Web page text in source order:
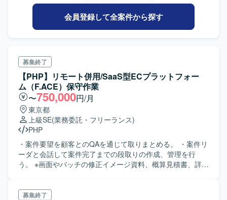
会員登録して全案件から探す
募集終了
【PHP】リモート併用/SaaS型ECプラットフォー
ム（F.ACE）保守作業
〜750,000円/月
東京都
上級SE(業務委託・フリーランス)
PHP
・案件要望を顧客とのQAを通じて取りまとめる。 ・案件リ
ーダと会話して案件完了までの段取りの作成、管理を行
う。 ※画面やバッチの修正イメージ資料、概算見積書、詳細
募集終了